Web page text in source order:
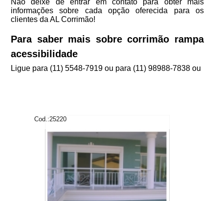
informações sobre cada opção oferecida para os
clientes da AL Corrimão!
Para saber mais sobre corrimão rampa
acessibilidade
Ligue para (11) 5548-7919ou para (11) 98988-7838ou
Cod.:25220